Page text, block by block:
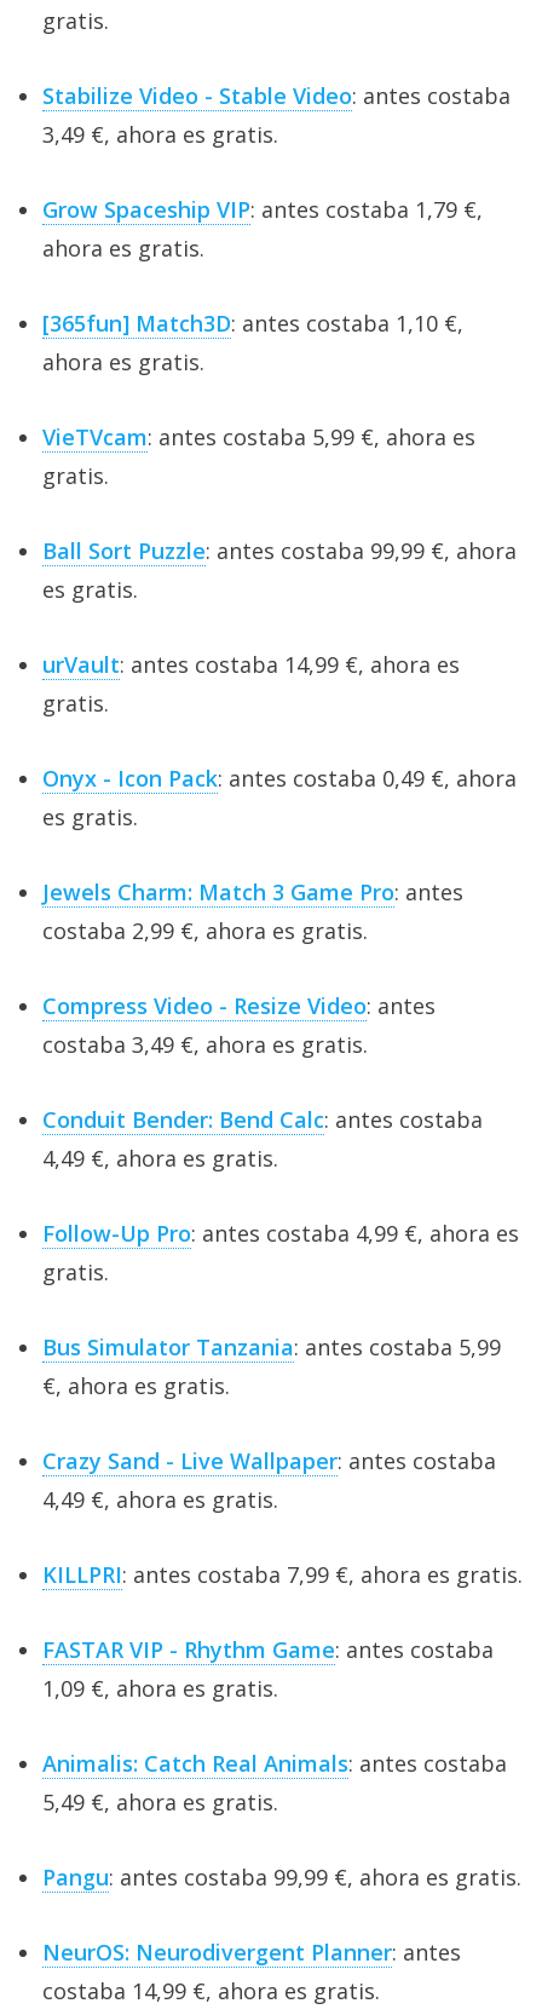
gratis.
Stabilize Video - Stable Video: antes costaba
3,49 €, ahora es gratis.
Grow Spaceship VIP: antes costaba 1,79 €,
ahora es gratis.
[365fun] Match3D: antes costaba 1,10 €,
ahora es gratis.
VieTVcam: antes costaba 5,99 €, ahora es
gratis.
Ball Sort Puzzle: antes costaba 99,99 €, ahora
es gratis.
urVault: antes costaba 14,99 €, ahora es
gratis.
Onyx - Icon Pack: antes costaba 0,49 €, ahora
es gratis.
Jewels Charm: Match 3 Game Pro: antes
costaba 2,99 €, ahora es gratis.
Compress Video - Resize Video: antes
costaba 3,49 €, ahora es gratis.
Conduit Bender: Bend Calc: antes costaba
4,49 €, ahora es gratis.
Follow-Up Pro: antes costaba 4,99 €, ahora es
gratis.
Bus Simulator Tanzania: antes costaba 5,99
€, ahora es gratis.
Crazy Sand - Live Wallpaper: antes costaba
4,49 €, ahora es gratis.
KILLPRI: antes costaba 7,99 €, ahora es gratis.
FASTAR VIP - Rhythm Game: antes costaba
1,09 €, ahora es gratis.
Animalis: Catch Real Animals: antes costaba
5,49 €, ahora es gratis.
Pangu: antes costaba 99,99 €, ahora es gratis.
NeurOS: Neurodivergent Planner: antes
costaba 14,99 €, ahora es gratis.